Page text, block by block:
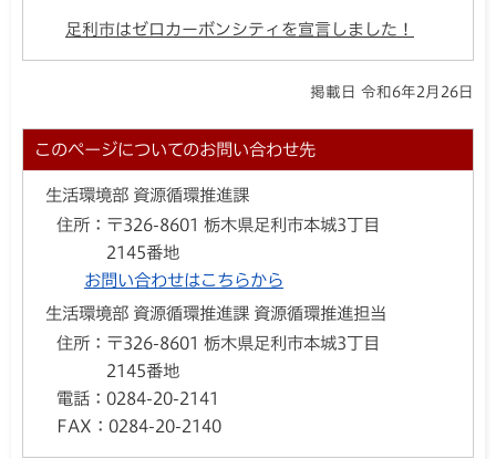
足利市はゼロカーボンシティを宣言しました！
掲載日 令和6年2月26日
このページについてのお問い合わせ先
生活環境部 資源循環推進課
住所： 〒326-8601 栃木県足利市本城3丁目
2145番地
お問い合わせはこちらから
生活環境部 資源循環推進課 資源循環推進担当
住所： 〒326-8601 栃木県足利市本城3丁目
2145番地
電話： 0284-20-2141
FAX： 0284-20-2140